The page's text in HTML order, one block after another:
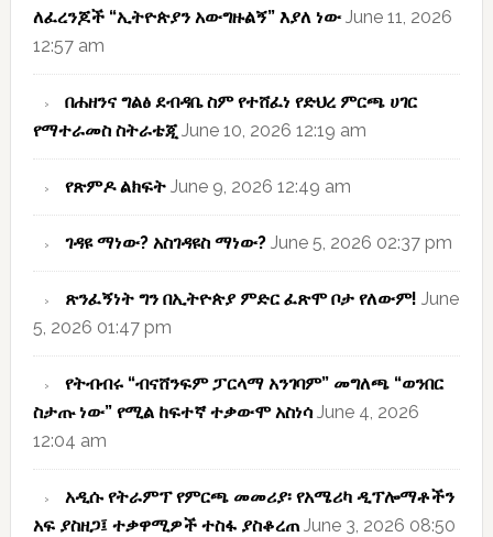
ለፈረንጆች “ኢትዮጵያን አውግዙልኝ” እያለ ነው June 11, 2026
12:57 am
በሐዘንና ግልፅ ደብዳቤ ስም የተሸፈነ የድህረ ምርጫ ሀገር
የማተራመስ ስትራቴጂ June 10, 2026 12:19 am
የጽምዶ ልክፍት June 9, 2026 12:49 am
ገዳዩ ማነው? አስገዳዩስ ማነው? June 5, 2026 02:37 pm
ጽንፈኝነት ግን በኢትዮጵያ ምድር ፈጽሞ ቦታ የለውም! June
5, 2026 01:47 pm
የትብብሩ “ብናሸንፍም ፓርላማ አንገባም” መግለጫ “ወንበር
ስታጡ ነው” የሚል ከፍተኛ ተቃውሞ አስነሳ June 4, 2026
12:04 am
አዲሱ የትራምፕ የምርጫ መመሪያ፡ የአሜሪካ ዲፕሎማቶችን
አፍ ያስዘጋ፤ ተቃዋሚዎች ተስፋ ያስቆረጠ June 3, 2026 08:50